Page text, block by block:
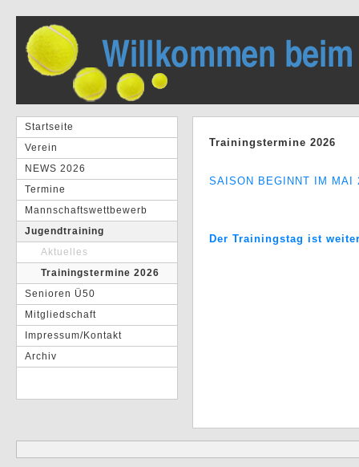
Startseite
Verein
NEWS 2026
Termine
Mannschaftswettbewerb
Jugendtraining
Aktuelles
Trainingstermine 2026
Senioren Ü50
Mitgliedschaft
Impressum/Kontakt
Archiv
Trainingstermine 2026
SAISON BEGINNT IM MAI
Der Trainingstag ist